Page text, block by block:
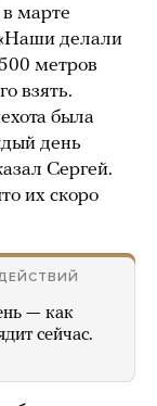
марте
«Наши делали
метров
взять.
была
день
Сергей.
их скоро
— как
сейчас.